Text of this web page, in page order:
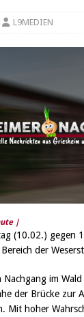
L9MEDIEN
|
(10.02.) gegen
der
im
der Brücke zur
Mit hoher